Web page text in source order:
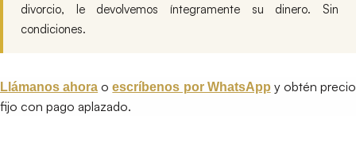
divorcio, le devolvemos íntegramente su dinero. Sin
condiciones.
Llámanos ahora oescríbenos por WhatsApp y obtén precio
fijo con pago aplazado.